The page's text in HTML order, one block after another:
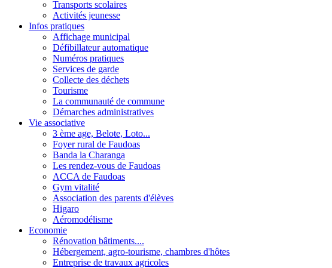
Transports scolaires
Activités jeunesse
Infos pratiques
Affichage municipal
Défibillateur automatique
Numéros pratiques
Services de garde
Collecte des déchets
Tourisme
La communauté de commune
Démarches administratives
Vie associative
3 ème age, Belote, Loto...
Foyer rural de Faudoas
Banda la Charanga
Les rendez-vous de Faudoas
ACCA de Faudoas
Gym vitalité
Association des parents d'élèves
Higaro
Aéromodélisme
Economie
Rénovation bâtiments....
Hébergement, agro-tourisme, chambres d'hôtes
Entreprise de travaux agricoles